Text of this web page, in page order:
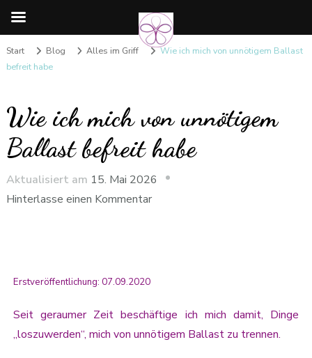
Start Blog Alles im Griff
Wie ich mich von unnötigem Ballast
befreit habe
Wie ich mich von unnötigem
Ballast befreit habe
Aktualisiert am 15. Mai 2026
Hinterlasse einen Kommentar
Erstveröffentlichung: 07.09.2020
Seit geraumer Zeit beschäftige ich mich damit, Dinge
„loszuwerden“, mich von unnötigem Ballast zu trennen.